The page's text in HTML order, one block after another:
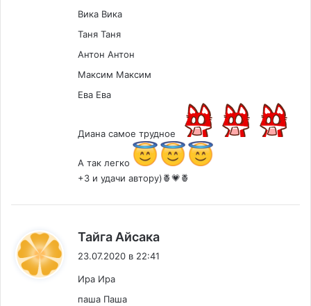
Вика Вика
Таня Таня
Антон Антон
Максим Максим
Ева Ева
Диана самое трудное
А так легко
+3 и удачи автору)🍍💗🍍
Тайга Айсака
23.07.2020 в 22:41
Ира Ира
паша Паша